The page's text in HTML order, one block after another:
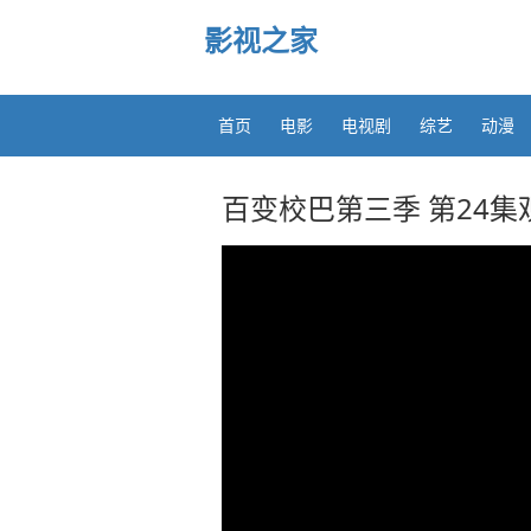
影视之家
首页 电影 电视剧 综艺 动漫
百变校巴第三季 第24集